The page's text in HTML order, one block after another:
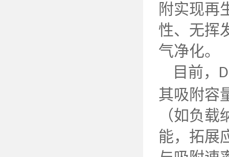
附实现再
性、无挥
气净化。
目前，
其吸附容
（如负
能，拓展